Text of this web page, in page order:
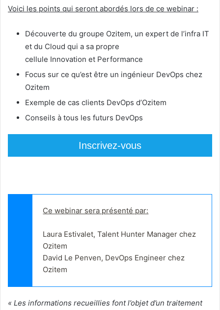
Voici les points qui seront abordés lors de ce webinar :
Découverte du groupe Ozitem, un expert de l’infra IT
et du Cloud qui a sa propre
cellule Innovation et Performance
Focus sur ce qu’est être un ingénieur DevOps chez
Ozitem
Exemple de cas clients DevOps d’Ozitem
Conseils à tous les futurs DevOps
Inscrivez-vous
Ce webinar sera présenté par:
Laura Estivalet, Talent Hunter Manager chez
Ozitem
David Le Penven, DevOps Engineer chez
Ozitem
« Les informations recueillies font l’objet d’un traitement